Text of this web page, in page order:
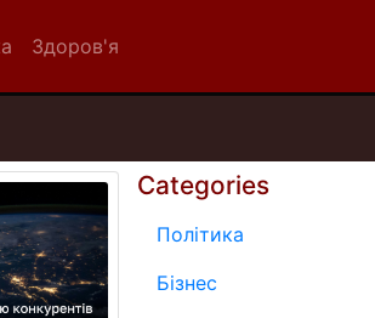
Здоров'я
Categories
Політика
Бізнес